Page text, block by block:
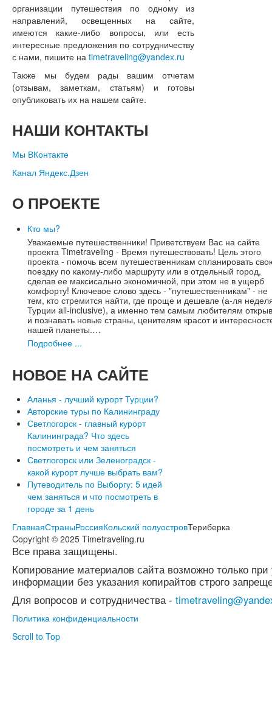
организации путешествия по одному из
направлений, освещенных на сайте,
имеются какие-либо вопросы, или есть
интересные предложения по сотрудничеству
с нами, пишите на timetraveling@yandex.ru
Также мы будем рады вашим отчетам
(отзывам, заметкам, статьям) и готовы
опубликовать их на нашем сайте.
НАШИ КОНТАКТЫ
Мы ВКонтакте
Канал Яндекс.Дзен
О ПРОЕКТЕ
Кто мы?
Уважаемые путешественники! Приветствуем Вас на сайте
проекта Timetraveling - Время путешествовать! Цель этого
проекта - помочь всем путешественникам спланировать
поездку по какому-либо маршруту или в отдельный город,
сделав ее максисально экономичной, при этом не в ущерб
комфорту! Ключевое слово здесь - "путешественникам" - не
тем, кто стремится найти, где проще и дешевле (а-ля
Турции all-inclusive), а именно тем самым любителям
и познавать новые страны, ценителям красот и
нашей планеты.…
Подробнее ...
НОВОЕ НА САЙТЕ
Аланья - лучший курорт Турции?
Авторские туры по Калининграду
Светлогорск - главный курорт
Калининграда? Что здесь
посмотреть и чем заняться
Светлогорск или Зеленоградск -
какой курорт лучше выбрать вам?
Путеводитель по Выборгу: 5 идей
чем заняться и что посмотреть в
городе за 1 день
ГлавнаяСтраныРоссияКольский полуостровТериберка
Copyright © 2025 Timetraveling.ru
Все права защищены.
Копирование материалов сайта возможно только
информации без указания копирайтов строго
Для вопросов и сотрудничества -
Политика конфиденциальности
Scroll to Top